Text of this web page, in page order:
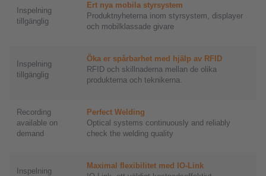
Inspelning
tillgänglig
Ert nya mobila styrsystem
Produktnyheterna inom styrsystem, displayer
och mobilklassade givare
Inspelning
tillgänglig
Öka er spårbarhet med hjälp av RFID
RFID och skillnaderna mellan de olika
produkterna och teknikerna.
Recording
available on
demand
Perfect Welding
Optical systems continuously and reliably
check the welding quality
Inspelning
Maximal flexibilitet med IO-Link